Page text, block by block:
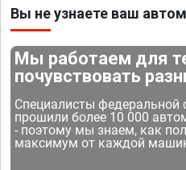
Вы не узнаете ваш
Мы работаем для
почувствовать
Специалисты федеральной
прошили более 10 000
- поэтому мы знаем, как
максимум от каждой